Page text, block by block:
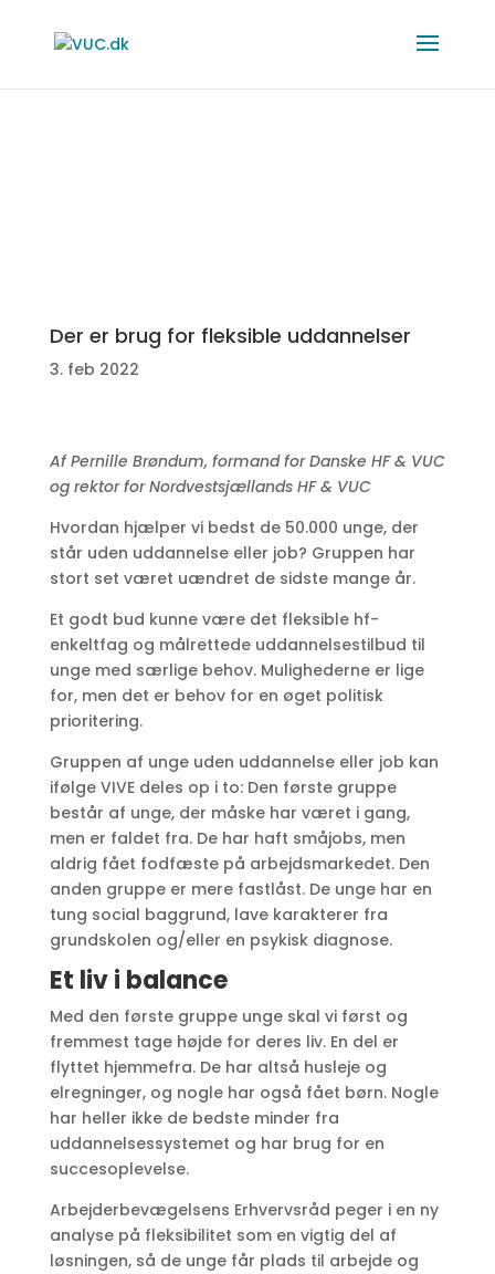
Der er brug for fleksible uddannelser
3. feb 2022
Af Pernille Brøndum, formand for Danske HF & VUC
og rektor for Nordvestsjællands HF & VUC
Hvordan hjælper vi bedst de 50.000 unge, der
står uden uddannelse eller job? Gruppen har
stort set været uændret de sidste mange år.
Et godt bud kunne være det fleksible hf-
enkeltfag og målrettede uddannelsestilbud til
unge med særlige behov. Mulighederne er lige
for, men det er behov for en øget politisk
prioritering.
Gruppen af unge uden uddannelse eller job kan
ifølge VIVE deles op i to: Den første gruppe
består af unge, der måske har været i gang,
men er faldet fra. De har haft småjobs, men
aldrig fået fodfæste på arbejdsmarkedet. Den
anden gruppe er mere fastlåst. De unge har en
tung social baggrund, lave karakterer fra
grundskolen og/eller en psykisk diagnose.
Et liv i balance
Med den første gruppe unge skal vi først og
fremmest tage højde for deres liv. En del er
flyttet hjemmefra. De har altså husleje og
elregninger, og nogle har også fået børn. Nogle
har heller ikke de bedste minder fra
uddannelsessystemet og har brug for en
succesoplevelse.
Arbejderbevægelsens Erhvervsråd peger i en ny
analyse på fleksibilitet som en vigtig del af
løsningen, så de unge får plads til arbejde og